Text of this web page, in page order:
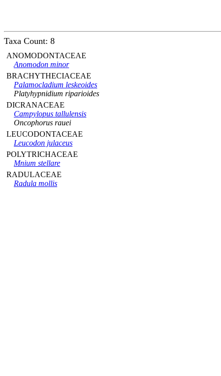
Taxa Count: 8
ANOMODONTACEAE
Anomodon minor
BRACHYTHECIACEAE
Palamocladium leskeoides
Platyhypnidium riparioides
DICRANACEAE
Campylopus tallulensis
Oncophorus rauei
LEUCODONTACEAE
Leucodon julaceus
POLYTRICHACEAE
Mnium stellare
RADULACEAE
Radula mollis